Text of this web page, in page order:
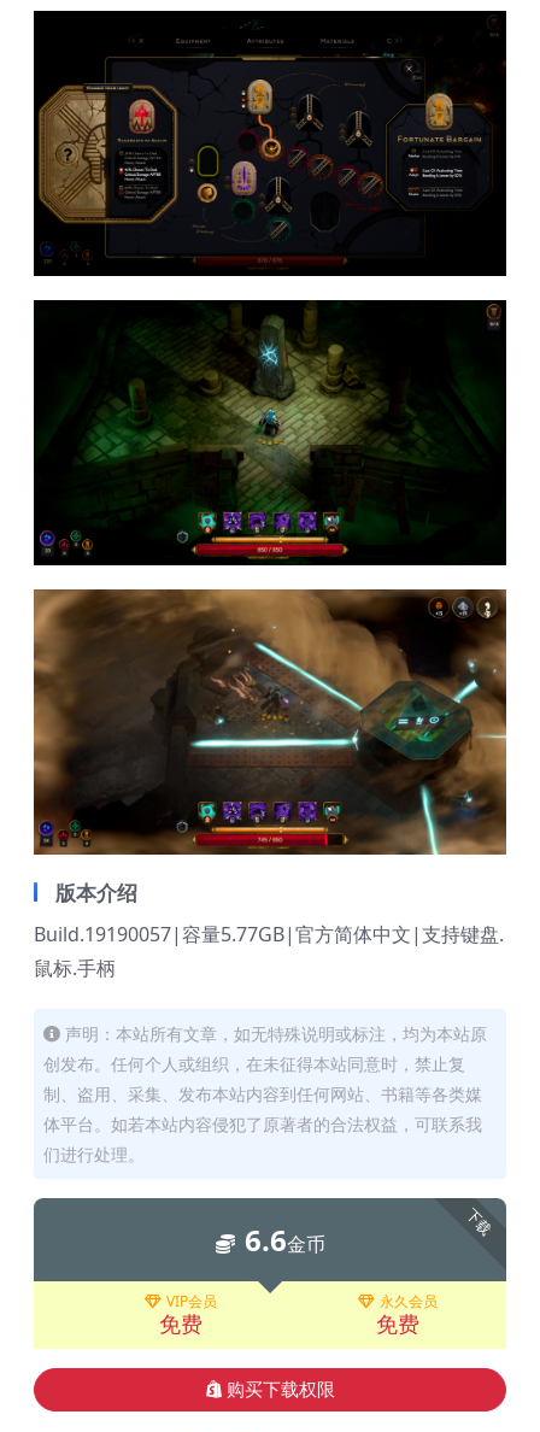
版本介绍
Build.19190057|容量5.77GB|官方简体中文|支持键盘.
鼠标.手柄
声明：本站所有文章，如无特殊说明或标注，均为本站原
创发布。任何个人或组织，在未征得本站同意时，禁止复
制、盗用、采集、发布本站内容到任何网站、书籍等各类媒
体平台。如若本站内容侵犯了原著者的合法权益，可联系我
们进行处理。
下载
6.6金币
VIP会员
免费
永久会员
免费
购买下载权限